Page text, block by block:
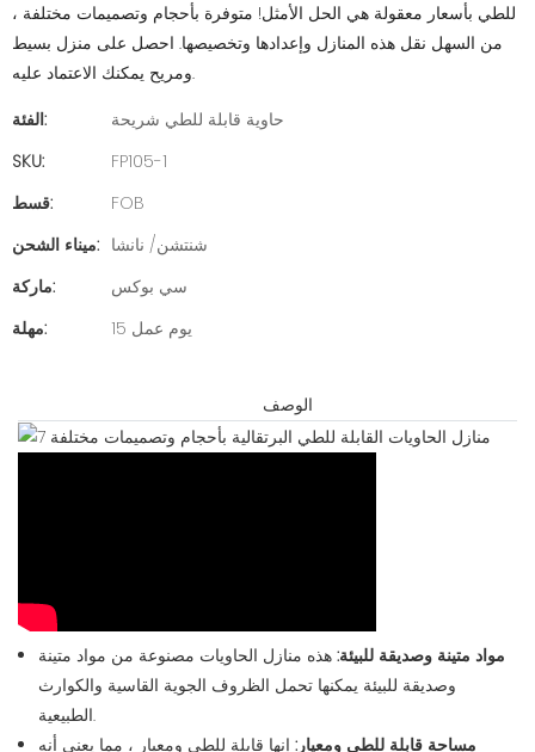
للطي بأسعار معقولة هي الحل الأمثل! متوفرة بأحجام وتصميمات مختلفة ،
من السهل نقل هذه المنازل وإعدادها وتخصيصها. احصل على منزل بسيط
ومريح يمكنك الاعتماد عليه.
الفئة:
حاوية قابلة للطي شريحة
SKU:
FP105-1
قسط:
FOB
ميناء الشحن: شنتشن/ نانشا
ماركة:
سي بوكس
مهلة:
15 يوم عمل
الوصف
مواد متينة وصديقة للبيئة:هذه منازل الحاويات مصنوعة من مواد متينة
وصديقة للبيئة يمكنها تحمل الظروف الجوية القاسية والكوارث
الطبيعية.
مساحة قابلة للطي ومعيار: إنها قابلة للطي ومعيار ، مما يعني أنه